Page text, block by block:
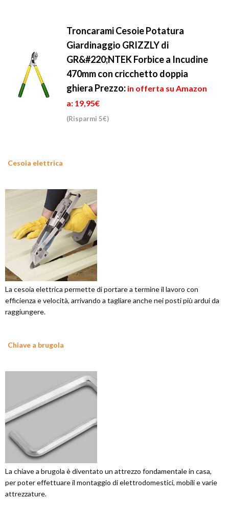
Troncarami Cesoie Potatura
Giardinaggio GRIZZLY di
GR&#220;NTEK Forbice a Incudine
470mm con cricchetto doppia
ghiera Prezzo: in offerta su Amazon
a: 19,95€
(Risparmi 5€)
Cesoia elettrica
La cesoia elettrica permette di portare a termine il lavoro con
efficienza e velocità, arrivando a tagliare anche nei posti più ardui da
raggiungere.
Chiave a brugola
La chiave a brugola è diventato un attrezzo fondamentale in casa,
per poter effettuare il montaggio di elettrodomestici, mobili e varie
attrezzature.